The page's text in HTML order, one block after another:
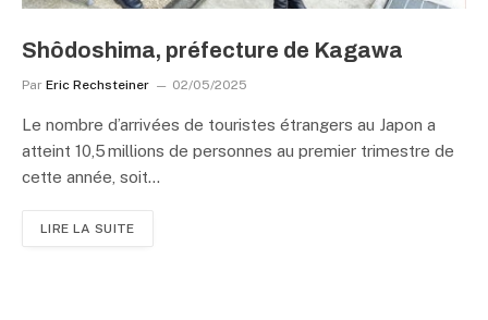
Shôdoshima, préfecture de Kagawa
Par Eric Rechsteiner 02/05/2025
Le nombre d’arrivées de touristes étrangers au Japon a
atteint 10,5 millions de personnes au premier trimestre de
cette année, soit…
LIRE LA SUITE